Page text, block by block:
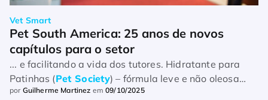
Vet Smart
Pet South America: 25 anos de novos
capítulos para o setor
... e facilitando a vida dos tutores. Hidratante para
Patinhas (Pet Society) – fórmula leve e não oleosa
para proteção das almofadas plantares, reforçando a
por Guilherme Martinez em09/10/2025